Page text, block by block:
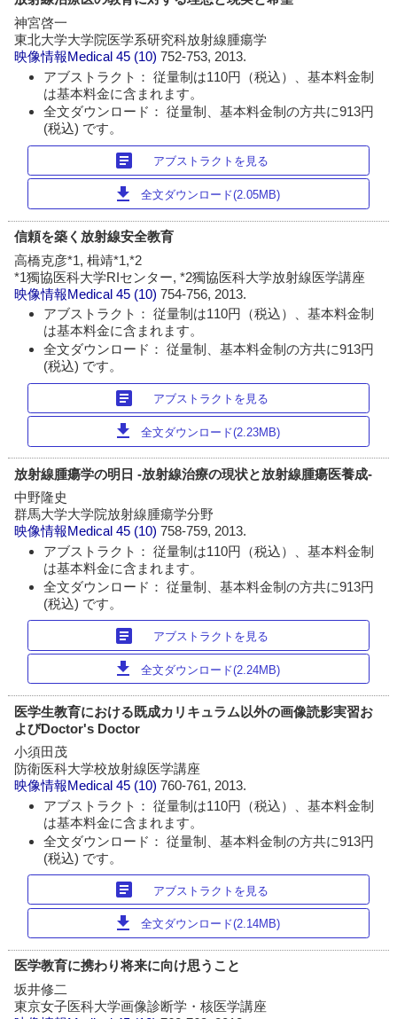
神宮啓一
東北大学大学院医学系研究科放射線腫瘍学
映像情報Medical 45 (10)752-753, 2013.
アブストラクト： 従量制は110円（税込）、基本料金制
は基本料金に含まれます。
全文ダウンロード： 従量制、基本料金制の方共に913円
(税込) です。
article アブストラクトを見る
download 全文ダウンロード(2.05MB)
信頼を築く放射線安全教育
高橋克彦*1, 楫靖*1,*2
*1獨協医科大学RIセンター, *2獨協医科大学放射線医学講座
映像情報Medical 45 (10)754-756, 2013.
アブストラクト： 従量制は110円（税込）、基本料金制
は基本料金に含まれます。
全文ダウンロード： 従量制、基本料金制の方共に913円
(税込) です。
article アブストラクトを見る
download 全文ダウンロード(2.23MB)
放射線腫瘍学の明日 -放射線治療の現状と放射線腫瘍医養成-
中野隆史
群馬大学大学院放射線腫瘍学分野
映像情報Medical 45 (10)758-759, 2013.
アブストラクト： 従量制は110円（税込）、基本料金制
は基本料金に含まれます。
全文ダウンロード： 従量制、基本料金制の方共に913円
(税込) です。
article アブストラクトを見る
download 全文ダウンロード(2.24MB)
医学生教育における既成カリキュラム以外の画像読影実習お
よびDoctor's Doctor
小須田茂
防衛医科大学校放射線医学講座
映像情報Medical 45 (10)760-761, 2013.
アブストラクト： 従量制は110円（税込）、基本料金制
は基本料金に含まれます。
全文ダウンロード： 従量制、基本料金制の方共に913円
(税込) です。
article アブストラクトを見る
download 全文ダウンロード(2.14MB)
医学教育に携わり将来に向け思うこと
坂井修二
東京女子医科大学画像診断学・核医学講座